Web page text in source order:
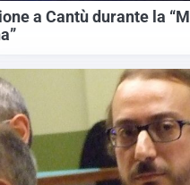
a Cantù durante la